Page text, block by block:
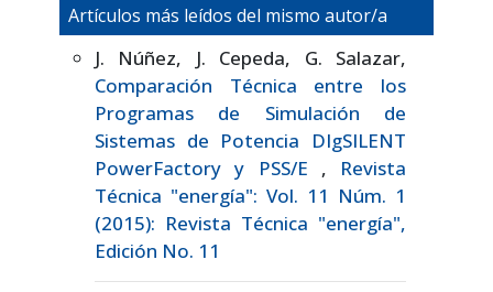
Artículos más leídos del mismo autor/a
J. Núñez, J. Cepeda, G. Salazar,
Comparación Técnica entre los
Programas de Simulación de
Sistemas de Potencia DIgSILENT
PowerFactory y PSS/E , Revista
Técnica "energía": Vol. 11 Núm. 1
(2015): Revista Técnica "energía",
Edición No. 11